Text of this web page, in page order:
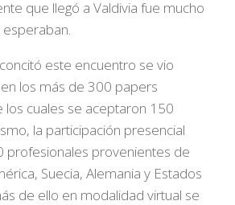
que llegó a Valdivia fue mucho
este encuentro se vio
los más de 300 papers
los cuales se aceptaron 150
la participación presencial
profesionales provenientes de
Suecia, Alemania y Estados
de ello en modalidad virtual se